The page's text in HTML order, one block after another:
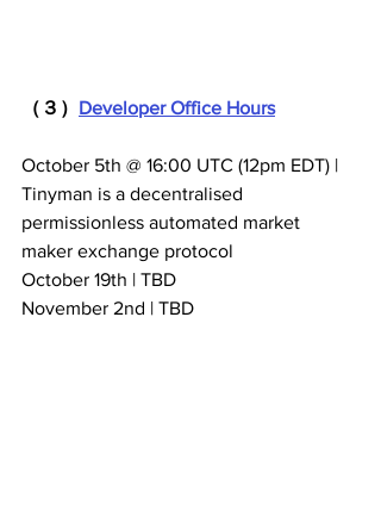
（３） Developer Office Hours
October 5th @ 16:00 UTC (12pm EDT) |
Tinyman is a decentralised
permissionless automated market
maker exchange protocol
October 19th | TBD
November 2nd | TBD